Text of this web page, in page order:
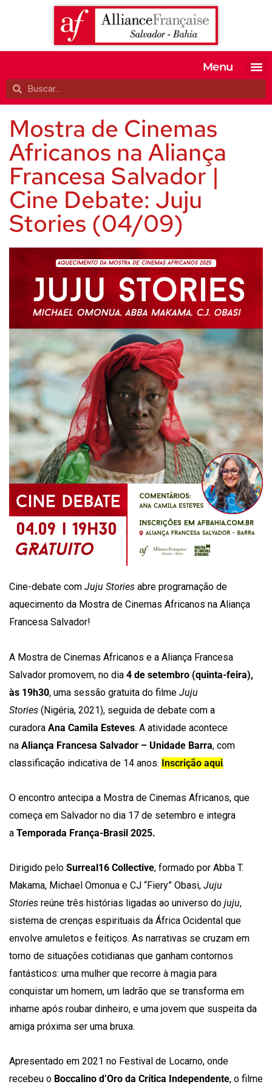
Menu
Mostra de Cinemas
Africanos na Aliança
Francesa Salvador |
Cine Debate: Juju
Stories (04/09)
Cine-debate com Juju Stories abre programação de
aquecimento da Mostra de Cinemas Africanos na Aliança
Francesa Salvador!
A Mostra de Cinemas Africanos e a Aliança Francesa
Salvador promovem, no dia 4 de setembro (quinta-feira),
às 19h30, uma sessão gratuita do filme Juju
Stories (Nigéria, 2021), seguida de debate com a
curadora Ana Camila Esteves. A atividade acontece
na Aliança Francesa Salvador – Unidade Barra, com
classificação indicativa de 14 anos. Inscrição aqui.
O encontro antecipa a Mostra de Cinemas Africanos, que
começa em Salvador no dia 17 de setembro e integra
a Temporada França-Brasil 2025.
Dirigido pelo Surreal16 Collective, formado por Abba T.
Makama, Michael Omonua e CJ “Fiery” Obasi, Juju
Stories reúne três histórias ligadas ao universo do juju,
sistema de crenças espirituais da África Ocidental que
envolve amuletos e feitiços. As narrativas se cruzam em
torno de situações cotidianas que ganham contornos
fantásticos: uma mulher que recorre à magia para
conquistar um homem, um ladrão que se transforma em
inhame após roubar dinheiro, e uma jovem que suspeita da
amiga próxima ser uma bruxa.
Apresentado em 2021 no Festival de Locarno, onde
recebeu o Boccalino d’Oro da Crítica Independente, o filme